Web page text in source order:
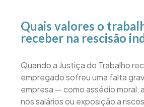
Quais valores o
receber na rescisão
Quando a Justiça do Trabalho
empregado sofreu uma falta
empresa — como assédio moral,
nos salários ou exposição a